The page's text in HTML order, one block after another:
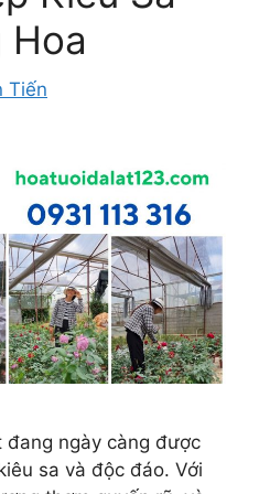
Hoa
Tiến
đang ngày càng được
sa và độc đáo. Với